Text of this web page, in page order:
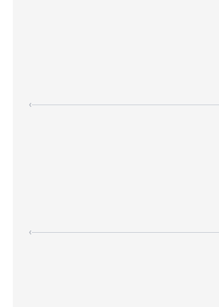
בינלאומי, תחילה עם מתקפות איראן
›
›